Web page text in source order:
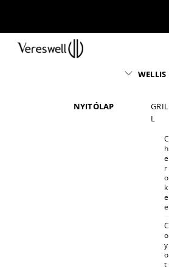
content
NYITÓLAP
WELLIS
GRIL
L
C
h
e
r
o
k
e
e
C
o
y
o
t